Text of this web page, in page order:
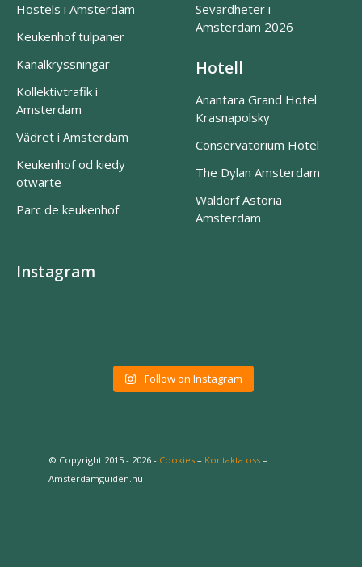
Hostels i Amsterdam
Keukenhof tulpaner
Kanalkryssningar
Kollektivtrafik i
Amsterdam
Vädret i Amsterdam
Keukenhof od kiedy
otwarte
Parc de keukenhof
Sevärdheter i
Amsterdam 2026
Hotell
Anantara Grand Hotel
Krasnapolsky
Conservatorium Hotel
The Dylan Amsterdam
Waldorf Astoria
Amsterdam
Instagram
Follow on Instagram
© Copyright 2015 - 2026 - Cookies – Kontakta oss –
Amsterdamguiden.nu